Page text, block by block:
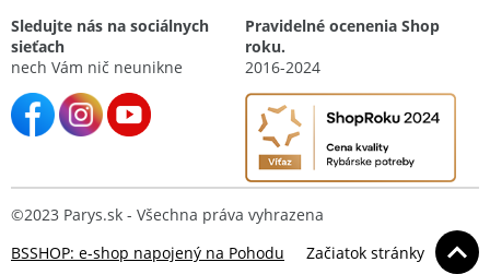
Sledujte nás na sociálnych
sieťach
nech Vám nič neunikne
Pravidelné ocenenia Shop
roku.
2016-2024
©2023 Parys.sk - Všechna práva vyhrazena
BSSHOP: e-shop napojený na Pohodu
Začiatok stránky